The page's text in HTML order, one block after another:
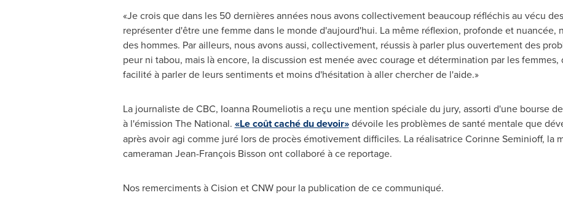
«Je crois que dans les 50 dernières années nous avons collectivement beaucoup réfléchis au vécu
représenter d'être une femme dans le monde d'aujourd'hui. La même réflexion, profonde et nuancée,
des hommes. Par ailleurs, nous avons aussi, collectivement, réussis à parler plus ouvertement des
peur ni tabou, mais là encore, la discussion est menée avec courage et détermination par les
facilité à parler de leurs sentiments et moins d'hésitation à aller chercher de l'aide.»
La journaliste de CBC, Ioanna Roumeliotisa reçu une mention spéciale du jury, assorti d'une bourse
à l'émission The National. «Le coût caché du devoir»dévoile les problèmes de santé mentale que
après avoir agi comme juré lors de procès émotivement difficiles. La réalisatrice Corinne Seminioff, la
cameraman Jean-François Bisson ont collaboré à ce reportage.
Nos remerciments à Cision et CNW pour la publication de ce communiqué.